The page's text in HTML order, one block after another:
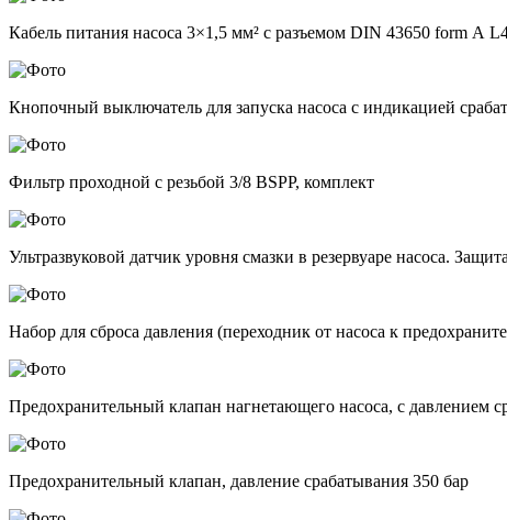
Кабель питания насоса 3×1,5 мм² с разъемом DIN 43650 form А
Кнопочный выключатель для запуска насоса с индикацией
Фильтр проходной с резьбой 3/8 BSPP, комплект
Ультразвуковой датчик уровня смазки в резервуаре насоса.
Набор для сброса давления (переходник от насоса к
Предохранительный клапан нагнетающего насоса, с давлением
Предохранительный клапан, давление срабатывания 350 бар